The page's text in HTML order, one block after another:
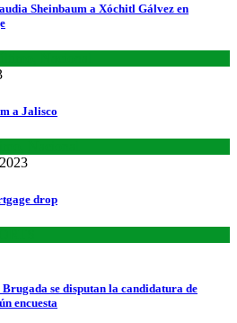
Sheinbaum a Xóchitl Gálvez en
a Jalisco
drop
se disputan la candidatura de
encuesta